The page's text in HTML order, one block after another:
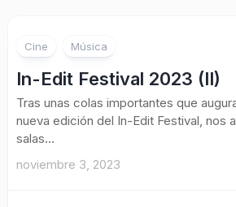
Cine Música
In-Edit Festival 2023 (II)
Tras unas colas importantes que
nueva edición del In-Edit Festival, nos
salas...
noviembre 3, 2023